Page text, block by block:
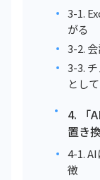
3-1.
がる
3-2.
3-3.
とし
4. 「
置き
4-1.
徴